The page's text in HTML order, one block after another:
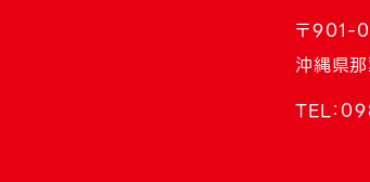
〒901-
沖縄県
TEL：